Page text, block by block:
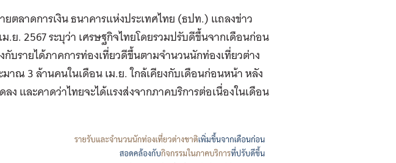
ลาดการเงิน ธนาคารแห่งประเทศไทย (ธปท.) แถลงข่าว
.ย. 2567 ระบุว่า เศรษฐกิจไทยโดยรวมปรับดีขึ้นจากเดือนก่อน
บรายได้ภาคการท่องเที่ยวดีขึ้นตามจำนวนนักท่องเที่ยวต่าง
าณ 3 ล้านคนในเดือน เม.ย. ใกล้เคียงกับเดือนก่อนหน้า หลัง
และคาดว่าไทยจะได้แรงส่งจากภาคบริการต่อเนื่องในเดือน